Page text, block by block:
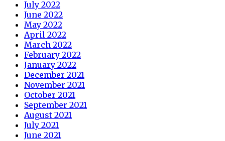
July 2022
June 2022
May 2022
April 2022
March 2022
February 2022
January 2022
December 2021
November 2021
October 2021
September 2021
August 2021
July 2021
June 2021